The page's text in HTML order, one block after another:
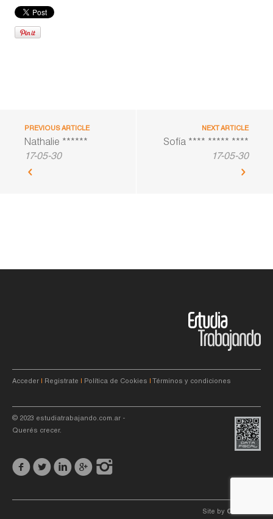
PREVIOUS ARTICLE
Nathalie ******
17-05-30
NEXT ARTICLE
Sofía **** ***** ****
17-05-30
Acceder Registrate Política de Cookies Términos y condiciones
© 2023 estudiatrabajando.com.ar -
Querés crecer.
Site by C4f.